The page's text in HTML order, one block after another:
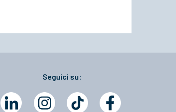
Seguici su: